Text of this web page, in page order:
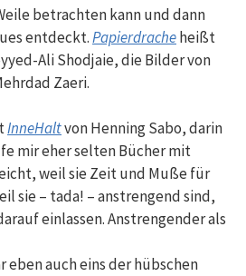
betrachten kann und dann
entdeckt.Papierdracheheißt
Ali Shodjaie, die Bilder von
Zaeri.
InneHaltvon Henning Sabo, darin
mir eher selten Bücher mit
weil sie Zeit und Muße für
sie – tada! – anstrengend sind,
einlassen. Anstrengender als
eben auch eins der hübschen